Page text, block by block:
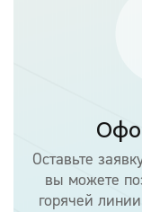
Оставьте
вы можете
горячей